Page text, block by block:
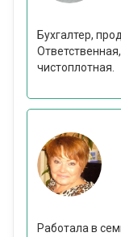
Бухгалтер,
чистоплотная.
Работала в